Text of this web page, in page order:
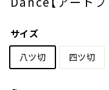
サイズ
八ツ切 四ツ切